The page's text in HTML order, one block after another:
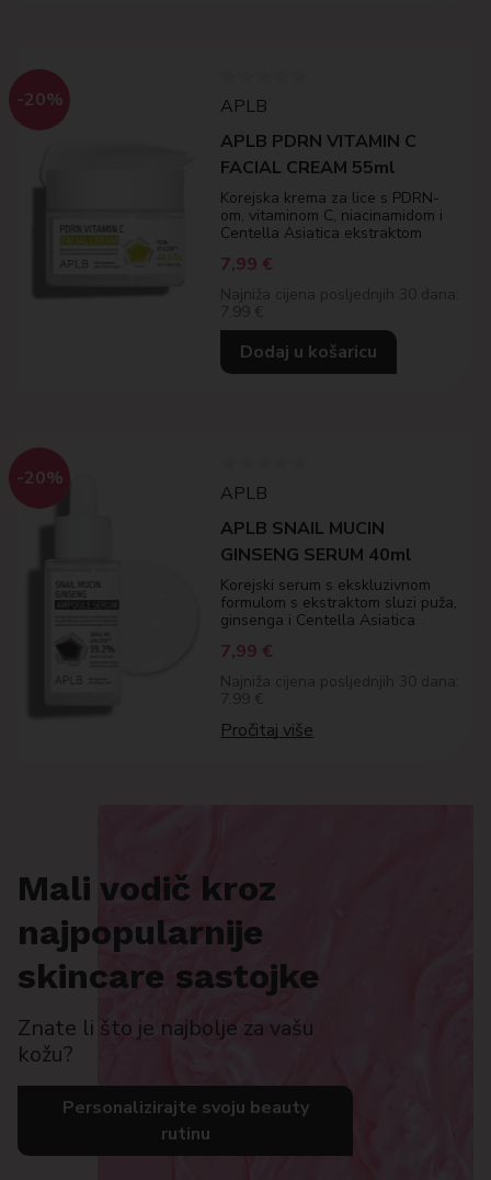
-20%
APLB
APLB PDRN VITAMIN C
FACIAL CREAM 55ml
Korejska krema za lice s PDRN-
om, vitaminom C, niacinamidom i
Centella Asiatica ekstraktom
7,99 €
Najniža cijena posljednjih 30 dana:
7.99 €
Dodaj u košaricu
-20%
APLB
APLB SNAIL MUCIN
GINSENG SERUM 40ml
Korejski serum s ekskluzivnom
formulom s ekstraktom sluzi puža,
ginsenga i Centella Asiatica
7,99 €
Najniža cijena posljednjih 30 dana:
7.99 €
Pročitaj više
Mali vodič kroz
najpopularnije
skincare sastojke
Znate li što je najbolje za vašu
kožu?
Personalizirajte svoju beauty
rutinu